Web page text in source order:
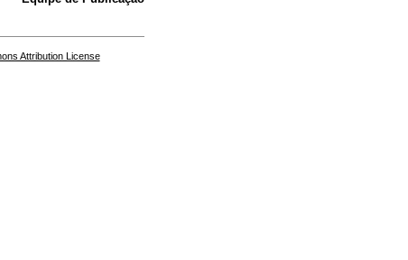
Attribution License